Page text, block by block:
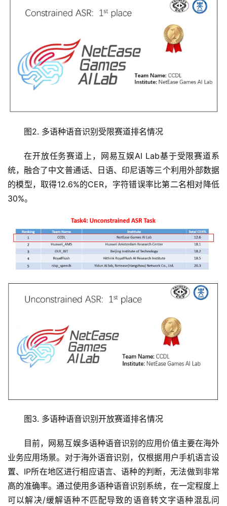
创
新
商
专
题
图2. 多语种语音识别受限赛道排名情况
在开放任务赛道上，网易互娱AI Lab基于受限赛道系
统，融合了中文普通话、日语、印尼语等三个利用外部数据
的模型，取得12.6%的CER，字符错误率比第二名相对降低
30%。
图3. 多语种语音识别开放赛道排名情况
目前，网易互娱多语种语音识别的应用价值主要在海外
业务应用场景。对于海外语音识别，仅根据用户手机语言设
置、IP所在地区进行相应语言、语种的判断，无法做到非常
高的准确率。通过使用多语种语音识别系统，在一定程度上
可以解决/缓解语种不匹配导致的语音转文字语种混乱问